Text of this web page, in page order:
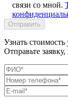
связи со мной.
Узнать стоимость
Отправьте